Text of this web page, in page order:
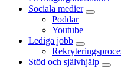
Sociala medier
Poddar
Youtube
Lediga jobb
Stöd och självhjälp